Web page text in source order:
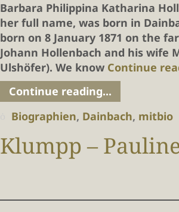
Barbara Philippina Katharina
her full name, was born in
born on 8 January 1871 on the
Johann Hollenbach and his wife
Ulshöfer). We know Continue
Continue reading...
Biographien, Dainbach, mitbio
Klumpp –